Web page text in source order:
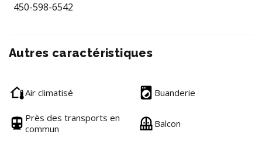
450-598-6542
Autres caractéristiques
Air climatisé Buanderie
Près des transports en
commun
Balcon